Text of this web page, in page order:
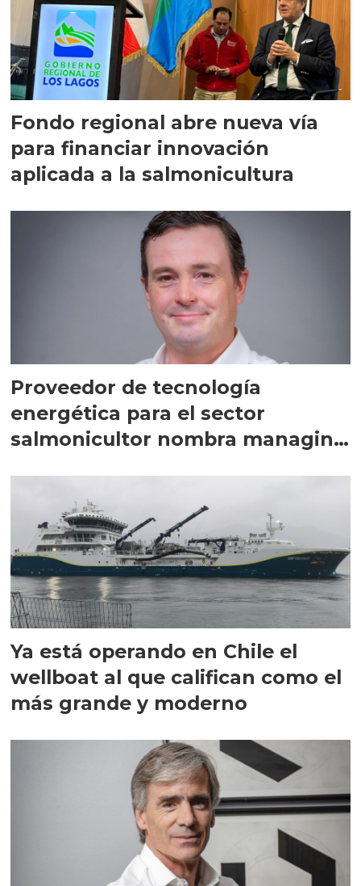
Fondo regional abre nueva vía
para financiar innovación
aplicada a la salmonicultura
Proveedor de tecnología
energética para el sector
salmonicultor nombra managing
Ya está operando en Chile el
wellboat al que califican como el
más grande y moderno